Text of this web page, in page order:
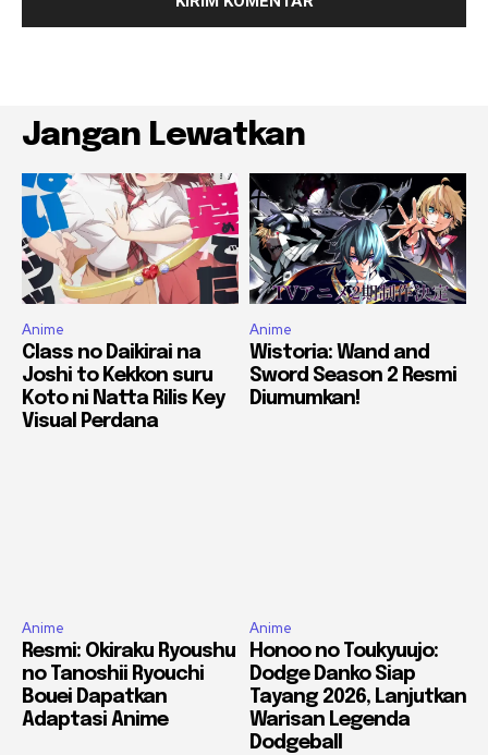
Jangan Lewatkan
Anime
Class no Daikirai na
Joshi to Kekkon suru
Koto ni Natta Rilis Key
Visual Perdana
Anime
Wistoria: Wand and
Sword Season 2 Resmi
Diumumkan!
Anime
Resmi: Okiraku Ryoushu
no Tanoshii Ryouchi
Bouei Dapatkan
Adaptasi Anime
Anime
Honoo no Toukyuujo:
Dodge Danko Siap
Tayang 2026, Lanjutkan
Warisan Legenda
Dodgeball